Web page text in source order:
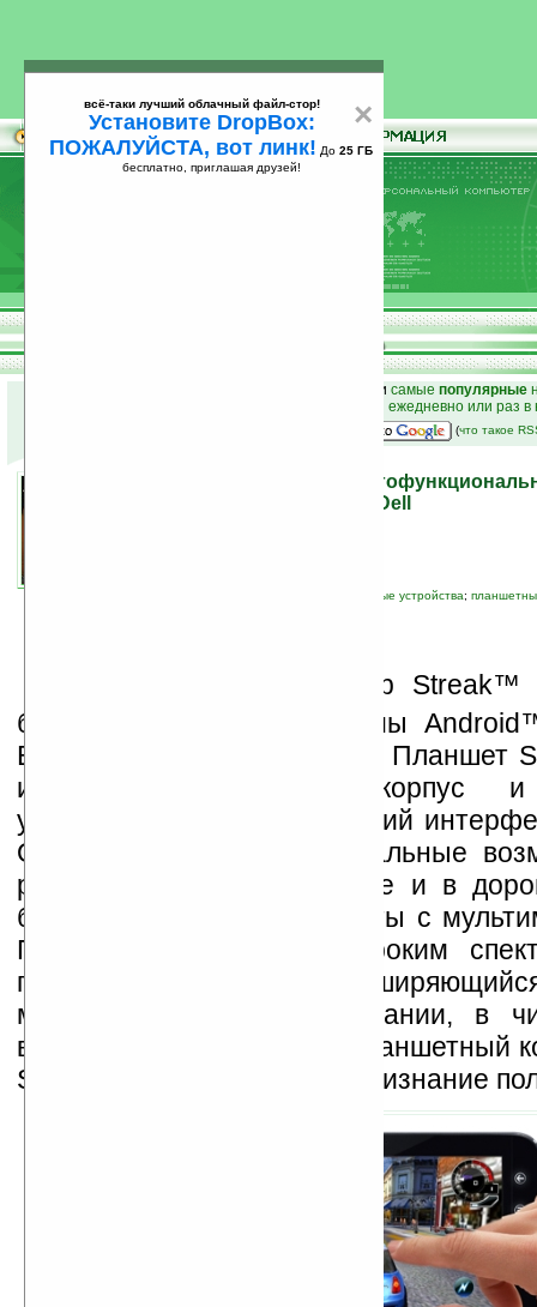
25
и самые популярные
на email ежедневно или раз
(что такое
Новый 7-дюймовый
компьютер Streak™ 7 от Dell
новые устройства;
ланшетный компьютер
базе операционной системы
Великобритании 14 апреля. Планшет
изящный компактный корпус и
уникальный пользовательский
Он предоставляет максимальные
развлечений дома, в семье и в
богатые функции для работы с
Планшет Streak 7 с широким
пополнил быстро
мобильных решений компании, в
входит также карманный планшетный
Streak 5, уже получивший признание
×
всё-таки лучший облачный файл-стор!
Установите DropBox:
ПОЖАЛУЙСТА, вот линк! До 25 ГБ
бесплатно, приглашая друзей!